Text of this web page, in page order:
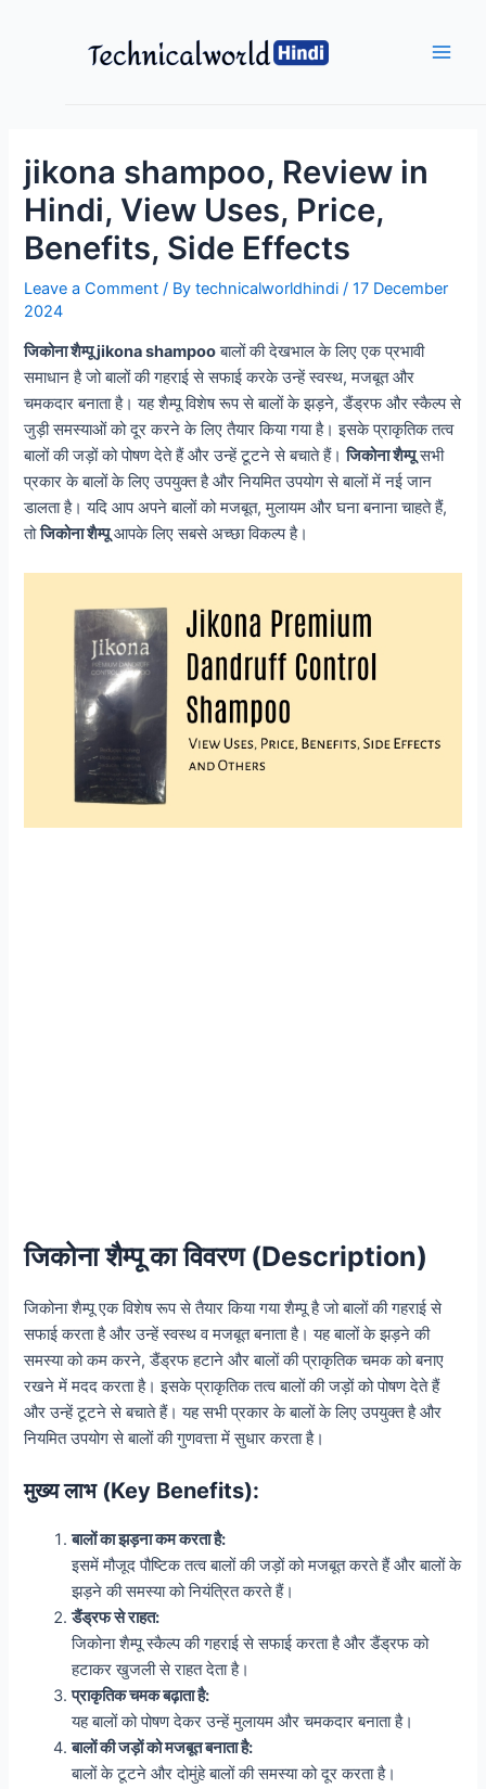
jikona shampoo, Review in
Hindi, View Uses, Price,
Benefits, Side Effects
Leave a Comment / Bytechnicalworldhindi/17 December
2024
जिकोना शैम्पू jikona shampooबालों की देखभाल के लिए एक प्रभावी
समाधान है जो बालों की गहराई से सफाई करके उन्हें स्वस्थ, मजबूत और
चमकदार बनाता है। यह शैम्पू विशेष रूप से बालों के झड़ने, डैंड्रफ और स्कैल्प से
जुड़ी समस्याओं को दूर करने के लिए तैयार किया गया है। इसके प्राकृतिक तत्व
बालों की जड़ों को पोषण देते हैं और उन्हें टूटने से बचाते हैं।जिकोना शैम्पूसभी
प्रकार के बालों के लिए उपयुक्त है और नियमित उपयोग से बालों में नई जान
डालता है। यदि आप अपने बालों को मजबूत, मुलायम और घना बनाना चाहते हैं,
तोजिकोना शैम्पूआपके लिए सबसे अच्छा विकल्प है।
जिकोना शैम्पू का विवरण (Description)
जिकोना शैम्पू एक विशेष रूप से तैयार किया गया शैम्पू है जो बालों की गहराई से
सफाई करता है और उन्हें स्वस्थ व मजबूत बनाता है। यह बालों के झड़ने की
समस्या को कम करने, डैंड्रफ हटाने और बालों की प्राकृतिक चमक को बनाए
रखने में मदद करता है। इसके प्राकृतिक तत्व बालों की जड़ों को पोषण देते हैं
और उन्हें टूटने से बचाते हैं। यह सभी प्रकार के बालों के लिए उपयुक्त है और
नियमित उपयोग से बालों की गुणवत्ता में सुधार करता है।
मुख्य लाभ (Key Benefits):
बालों का झड़ना कम करता है:
इसमें मौजूद पौष्टिक तत्व बालों की जड़ों को मजबूत करते हैं और बालों के
झड़ने की समस्या को नियंत्रित करते हैं।
डैंड्रफ से राहत:
जिकोना शैम्पू स्कैल्प की गहराई से सफाई करता है और डैंड्रफ को
हटाकर खुजली से राहत देता है।
प्राकृतिक चमक बढ़ाता है:
यह बालों को पोषण देकर उन्हें मुलायम और चमकदार बनाता है।
बालों की जड़ों को मजबूत बनाता है:
बालों के टूटने और दोमुंहे बालों की समस्या को दूर करता है।